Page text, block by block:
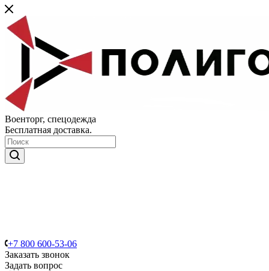
Военторг, спецодежда
Бесплатная доставка.
+7 800 600-53-06
Заказать звонок
Задать вопрос